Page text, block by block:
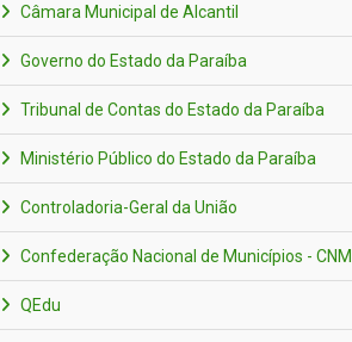
Câmara Municipal de Alcantil
Governo do Estado da Paraíba
Tribunal de Contas do Estado da Paraíba
Ministério Público do Estado da Paraíba
Controladoria-Geral da União
Confederação Nacional de Municípios - CNM
QEdu